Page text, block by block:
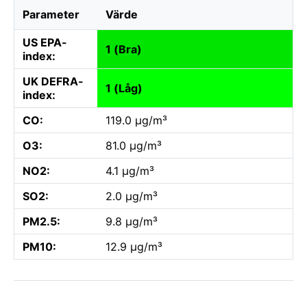
Parameter Värde
US EPA-
index:
1 (Bra)
UK DEFRA-
index:
1 (Låg)
CO:
119.0 µg/m³
O3:
81.0 µg/m³
NO2:
4.1 µg/m³
SO2:
2.0 µg/m³
PM2.5:
9.8 µg/m³
PM10:
12.9 µg/m³